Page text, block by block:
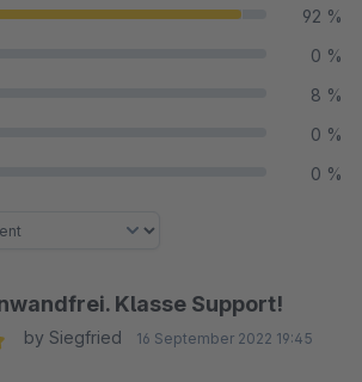
92 %
0 %
8 %
0 %
0 %
Klasse Support!
by Siegfried 16 September 2022 19:45